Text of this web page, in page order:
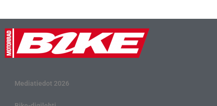
Mediatiedot 2026